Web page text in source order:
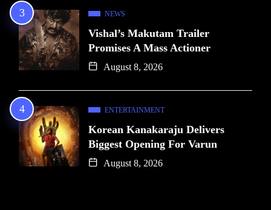
NEWS
Vishal’s Makutam Trailer
Promises A Mass Actioner
August 8, 2026
ENTERTAINMENT
Korean Kanakaraju Delivers
Biggest Opening For Varun
August 8, 2026